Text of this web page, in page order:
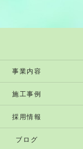
事業内容
施工事例
採用情報
ブログ